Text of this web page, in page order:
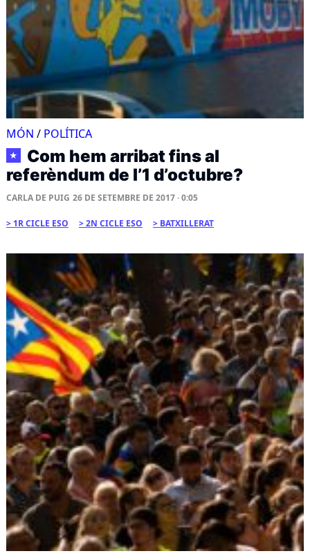
MÓN / POLÍTICA
★
Com hem arribat fins al
referèndum de l’1 d’octubre?
CARLA DE PUIG 26 DE SETEMBRE DE 2017 · 0:05
1R CICLE ESO 2N CICLE ESO BATXILLERAT